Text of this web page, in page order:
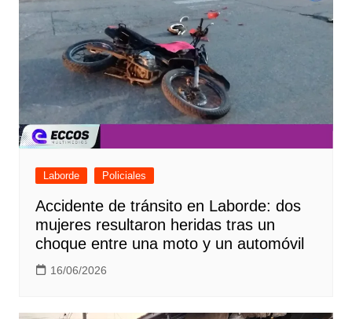
Laborde Policiales
Accidente de tránsito en Laborde: dos
mujeres resultaron heridas tras un
choque entre una moto y un automóvil
16/06/2026